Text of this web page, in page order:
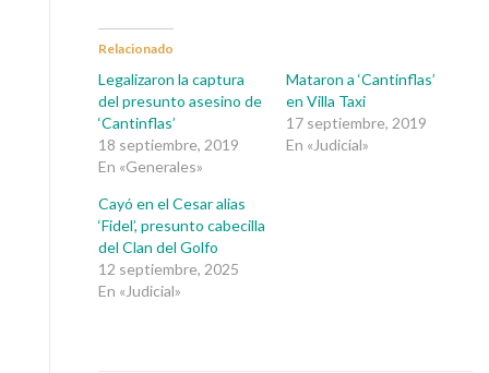
Relacionado
Legalizaron la captura
del presunto asesino de
‘Cantinflas’
18 septiembre, 2019
En «Generales»
Mataron a ‘Cantinflas’
en Villa Taxi
17 septiembre, 2019
En «Judicial»
Cayó en el Cesar alias
‘Fidel’, presunto cabecilla
del Clan del Golfo
12 septiembre, 2025
En «Judicial»